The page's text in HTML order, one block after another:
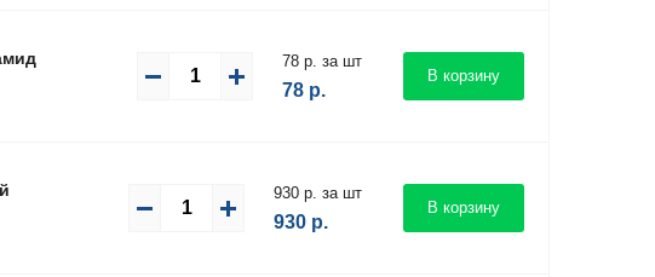
78 р. за шт
78 р.
В корзину
930 р. за шт
930 р.
В корзину